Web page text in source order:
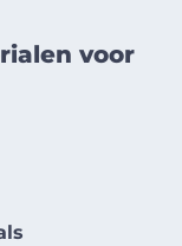
voor